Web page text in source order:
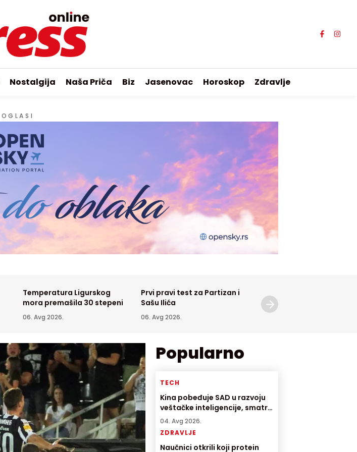
Nostalgija Naša Priča Biz Jasenovac Horoskop Zdravlje
OGLASI
Temperatura Ligurskog
mora premašila 30 stepeni
06. Avg 2026.
Prvi pravi test za Partizan i
Sašu Ilića
06. Avg 2026.
Ministarstvo pravde zbog
Epstinovih dosijea
Proizvodnja struje u Đerdapu na
20 do 30%
VESTI05. Avg 2026.
Filmski festival u Sremskim
Popularno
TECH
Kina pobeđuje SAD u razvoju
veštačke inteligencije, smatra
direktor američke AI
kompanije
04. Avg 2026.
ZDRAVLJE
Naučnici otkrili koji protein